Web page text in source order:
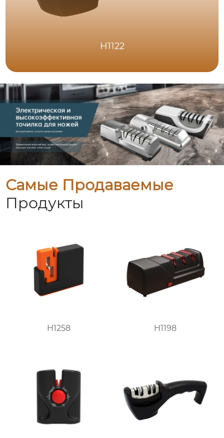
H1122
Самые Продаваемые
Продукты
H1258 H1198